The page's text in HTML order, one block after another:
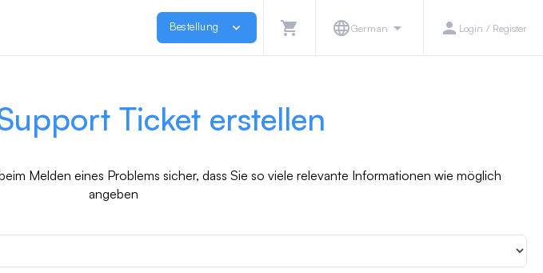
Bestellung expand_more shopping_cart languageGerman arrow_drop_down person Login / Register
Ticket erstellen
Melden eines Problems sicher, dass Sie so viele relevante Informationen wie möglich
angeben